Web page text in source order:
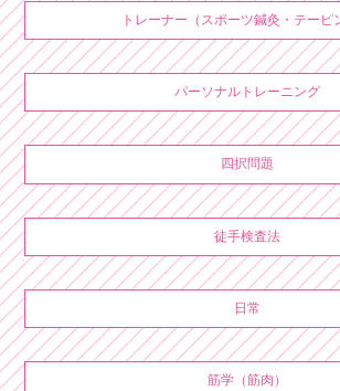
トレーナー（スポーツ鍼灸・テーピ
パーソナルトレーニング
四択問題
徒手検査法
日常
筋学（筋肉）